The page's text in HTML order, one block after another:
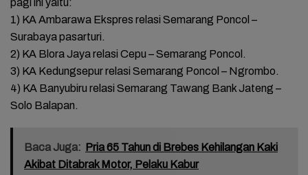
1) KA Ambarawa Ekspres relasi Semarang Poncol –
Surabaya pasarturi.
2) KA Blora Jaya relasi Cepu – Semarang Poncol.
3) KA Kedungsepur relasi Semarang Poncol – Ngrombo.
4) KA Banyubiru relasi Semarang Tawang Bank Jateng –
Solo Balapan.
Baca Juga: Pria 65 Tahun di Brebes Kehilangan Kaki
Akibat Ditabrak Motor, Pelaku Kabur